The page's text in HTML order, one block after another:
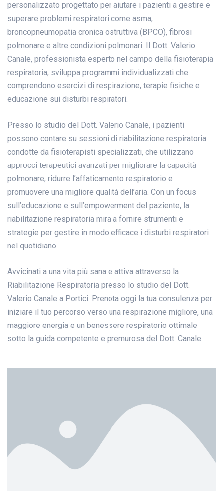
personalizzato progettato per aiutare i pazienti a gestire e
superare problemi respiratori come asma,
broncopneumopatia cronica ostruttiva (BPCO), fibrosi
polmonare e altre condizioni polmonari. Il Dott. Valerio
Canale, professionista esperto nel campo della fisioterapia
respiratoria, sviluppa programmi individualizzati che
comprendono esercizi di respirazione, terapie fisiche e
educazione sui disturbi respiratori.
Presso lo studio del Dott. Valerio Canale, i pazienti
possono contare su sessioni di riabilitazione respiratoria
condotte da fisioterapisti specializzati, che utilizzano
approcci terapeutici avanzati per migliorare la capacità
polmonare, ridurre l’affaticamento respiratorio e
promuovere una migliore qualità dell’aria. Con un focus
sull’educazione e sull’empowerment del paziente, la
riabilitazione respiratoria mira a fornire strumenti e
strategie per gestire in modo efficace i disturbi respiratori
nel quotidiano.
Avvicinati a una vita più sana e attiva attraverso la
Riabilitazione Respiratoria presso lo studio del Dott.
Valerio Canale a Portici. Prenota oggi la tua consulenza per
iniziare il tuo percorso verso una respirazione migliore, una
maggiore energia e un benessere respiratorio ottimale
sotto la guida competente e premurosa del Dott. Canale